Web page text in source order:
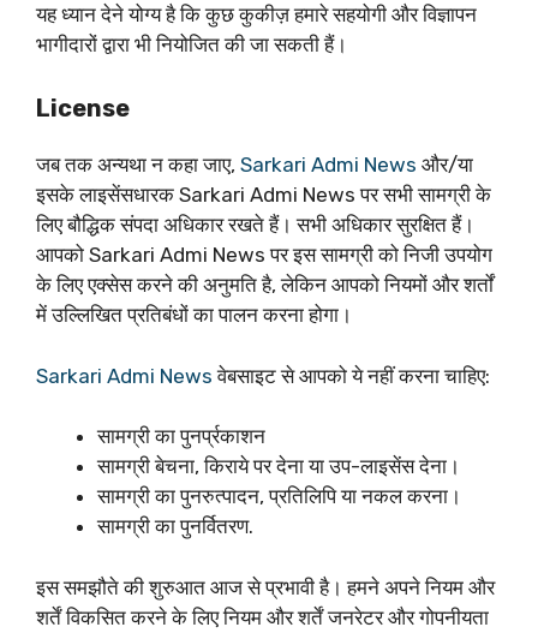
यह ध्यान देने योग्य है कि कुछ कुकीज़ हमारे सहयोगी और विज्ञापन
भागीदारों द्वारा भी नियोजित की जा सकती हैं।
License
जब तक अन्यथा न कहा जाए, Sarkari Admi News और/या
इसके लाइसेंसधारक Sarkari Admi News पर सभी सामग्री के
लिए बौद्धिक संपदा अधिकार रखते हैं। सभी अधिकार सुरक्षित हैं।
आपको Sarkari Admi News पर इस सामग्री को निजी उपयोग
के लिए एक्सेस करने की अनुमति है, लेकिन आपको नियमों और शर्तों
में उल्लिखित प्रतिबंधों का पालन करना होगा।
Sarkari Admi News वेबसाइट से आपको ये नहीं करना चाहिए:
सामग्री का पुनर्प्रकाशन
सामग्री बेचना, किराये पर देना या उप-लाइसेंस देना।
सामग्री का पुनरुत्पादन, प्रतिलिपि या नकल करना।
सामग्री का पुनर्वितरण.
इस समझौते की शुरुआत आज से प्रभावी है। हमने अपने नियम और
शर्तें विकसित करने के लिए नियम और शर्तें जनरेटर और गोपनीयता